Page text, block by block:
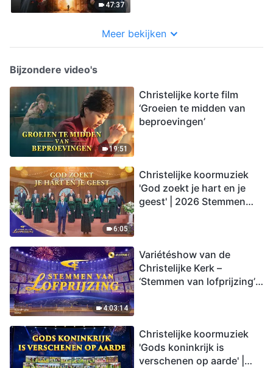
47:37
Meer bekijken
Bijzondere video's
19:51
Christelijke korte film
‘Groeien te midden van
beproevingen’
6:05
Christelijke koormuziek
'God zoekt je hart en je
geest' | 2026 Stemmen
4:03:14
Variétéshow van de
Christelijke Kerk –
‘Stemmen van lofprijzing’,
Christelijke koormuziek
'Gods koninkrijk is
verschenen op aarde' |